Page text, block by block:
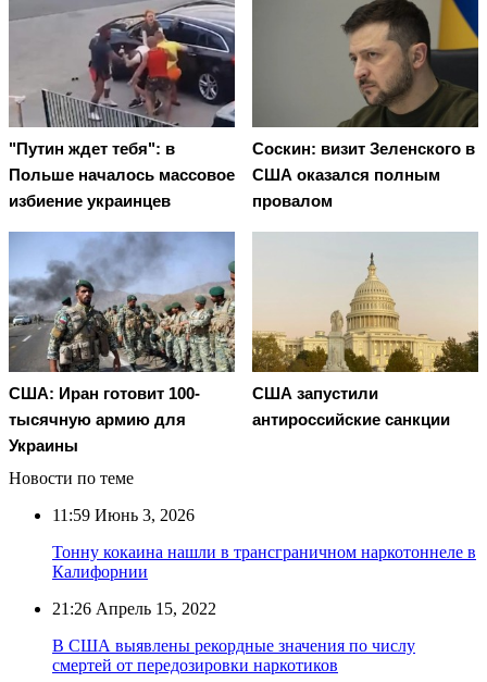
"Путин ждет тебя": в
Польше началось массовое
избиение украинцев
Соскин: визит Зеленского в
США оказался полным
провалом
США: Иран готовит 100-
тысячную армию для
Украины
США запустили
антироссийские санкции
Новости по теме
11:59 Июнь 3, 2026
Тонну кокаина нашли в трансграничном наркотоннеле в
Калифорнии
21:26 Апрель 15, 2022
В США выявлены рекордные значения по числу
смертей от передозировки наркотиков